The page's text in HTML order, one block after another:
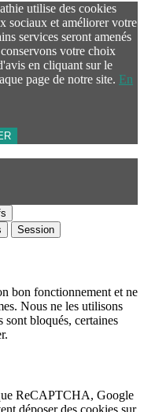
utilise des cookies
sociaux et améliorer votre
services seront amenés
votre choix
en cliquant sur le
page de notre site. En
Session
bon fonctionnement et ne
Nous ne les utilisons
sont bloqués, certaines
ReCAPTCHA, Google
déposer des cookies sur